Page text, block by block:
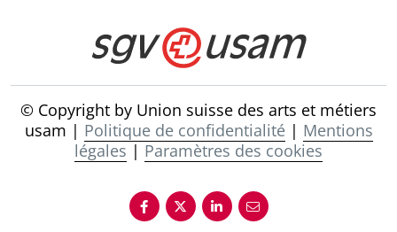
© Copyright by Union suisse des arts et métiers
usam | Politique de confidentialité| Mentions
légales | Paramètres des cookies